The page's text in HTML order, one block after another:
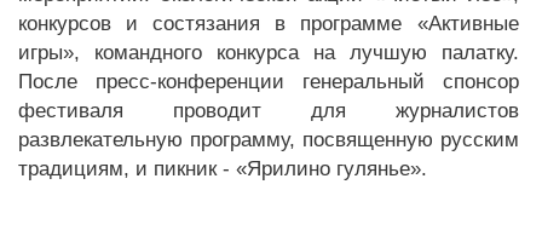
конкурсов и состязания в программе «Активные
игры», командного конкурса на лучшую палатку.
После пресс-конференции генеральный спонсор
фестиваля проводит для журналистов
развлекательную программу, посвященную русским
традициям, и пикник - «Ярилино гулянье».